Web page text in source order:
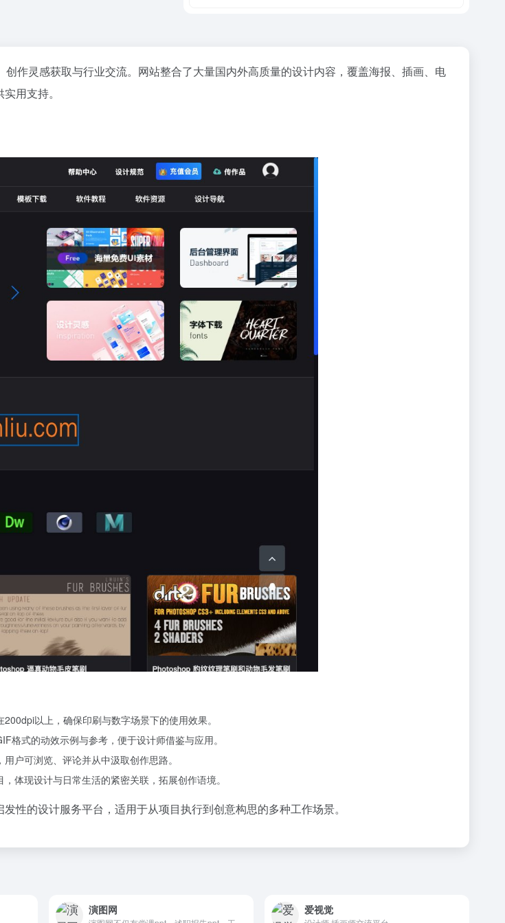
创作灵感获取与行业交流。网站整合了大量国内外高质量的设计内容，覆盖海报、插画、电
用支持。
以上，确保印刷与数字场景下的使用效果。
格式的动效示例与参考，便于设计师借鉴与应用。
户可浏览、评论并从中汲取创作思路。
体现设计与日常生活的紧密关联，拓展创作语境。
性的设计服务平台，适用于从项目执行到创意构思的多种工作场景。
演图网 爱视觉